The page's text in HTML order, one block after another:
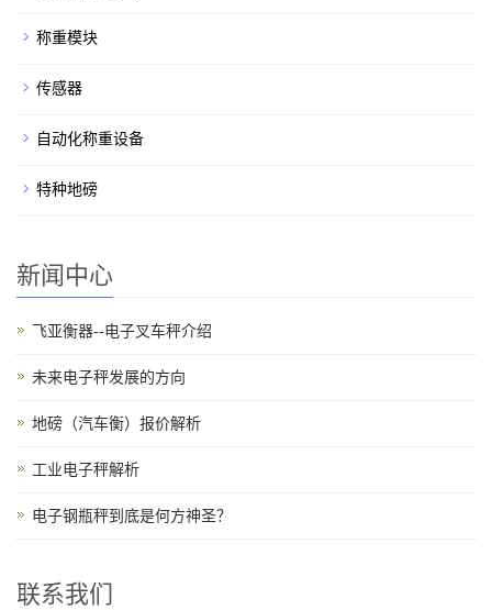
称重模块
传感器
自动化称重设备
特种地磅
新闻中心
飞亚衡器--电子叉车秤介绍
未来电子秤发展的方向
地磅（汽车衡）报价解析
工业电子秤解析
电子钢瓶秤到底是何方神圣？
联系我们